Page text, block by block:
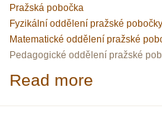
Pražská pobočka
Fyzikální oddělení pražské pobočky
Matematické oddělení pražské
Pedagogické oddělení pražské
Read more